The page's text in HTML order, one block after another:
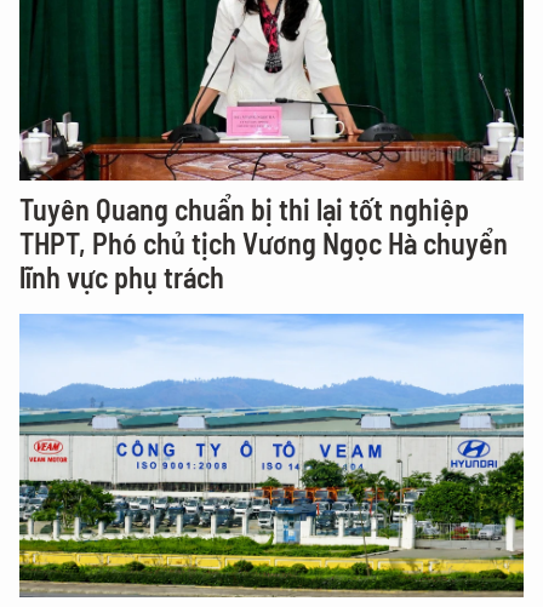
Tuyên Quang chuẩn bị thi lại tốt nghiệp
THPT, Phó chủ tịch Vương Ngọc Hà chuyển
lĩnh vực phụ trách